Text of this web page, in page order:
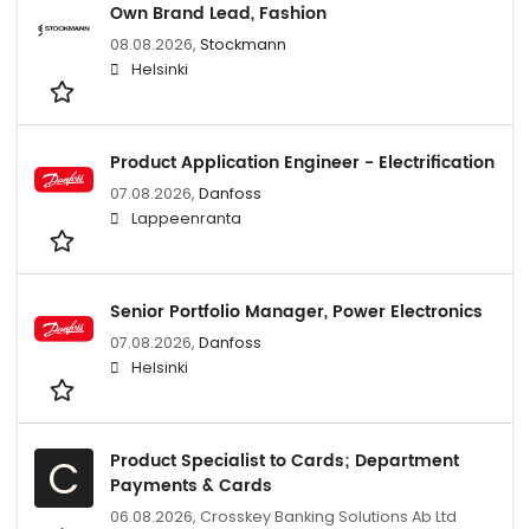
Own Brand Lead, Fashion
08.08.2026, Stockmann
Helsinki
Product Application Engineer - Electrification
07.08.2026, Danfoss
Lappeenranta
Senior Portfolio Manager, Power Electronics
07.08.2026, Danfoss
Helsinki
C
Product Specialist to Cards; Department
Payments & Cards
06.08.2026, Crosskey Banking Solutions Ab Ltd